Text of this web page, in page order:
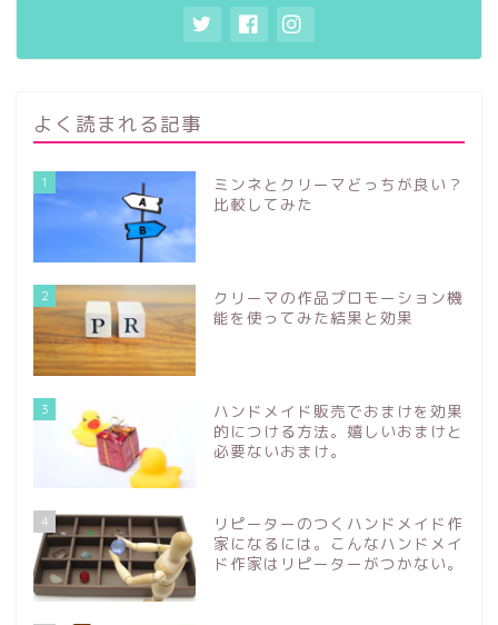
よく読まれる記事
1
ミンネとクリーマどっちが良い？
比較してみた
2
クリーマの作品プロモーション機
能を使ってみた結果と効果
3
ハンドメイド販売でおまけを効果
的につける方法。嬉しいおまけと
必要ないおまけ。
4
リピーターのつくハンドメイド作
家になるには。こんなハンドメイ
ド作家はリピーターがつかない。